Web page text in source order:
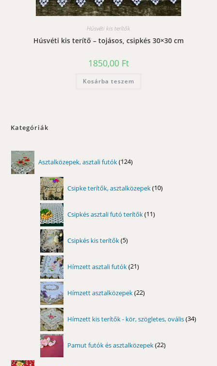
Húsvéti kis terítők
Húsvéti kis terítő – tojásos, csipkés 30×30 cm
1850,00 Ft
Kosárba teszem
Kategóriák
Asztalközepek, asztali futók 124
termék
Csipke terítők, asztalközepek 10
termék
Csipkés asztali futó terítők 11
termék
Csipkés kis terítők 5
termék
Hímzett asztali futók 21
termék
Hímzett asztalközepek 22
termék
Hímzett kis terítők - kör, szögletes, ovális 34
termék
Pamut futók és asztalközepek 22
termék